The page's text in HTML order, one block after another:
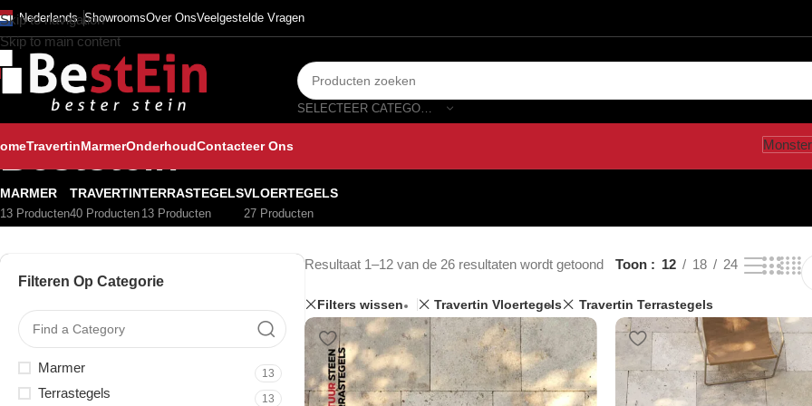
Skip to navigation
Skip to main content
Nederlands ShowroomsOver OnsVeelgestelde Vragen
TravertinMarmerOnderhoudContacteer Ons
Beststein
MARMER
13 Producten
TRAVERTIN
40 Producten
TERRASTEGELS
13 Producten
VLOERTEGELS
27 Producten
Filteren Op Categorie
Marmer 13
Terrastegels 13
Resultaat 1–12 van de 26 resultaten wordt getoond Toon 12 18 24
Filters wissen Travertin Vloertegels Travertin Terrastegels